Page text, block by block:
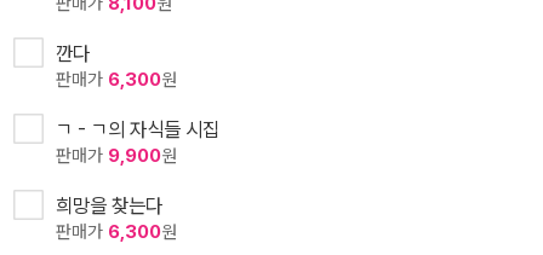
깐다
판매가 6,300원
ㄱ - ㄱ의 자식들 시집
판매가 9,900원
희망을 찾는다
판매가 6,300원